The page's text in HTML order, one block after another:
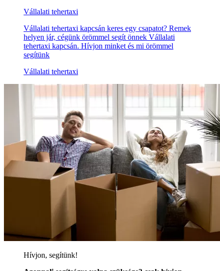
Vállalati tehertaxi
Vállalati tehertaxi kapcsán keres egy csapatot? Remek
helyen jár, cégünk örömmel segít önnek Vállalati
tehertaxi kapcsán. Hívjon minket és mi örömmel
segítünk
Vállalati tehertaxi
Hívjon, segítünk!